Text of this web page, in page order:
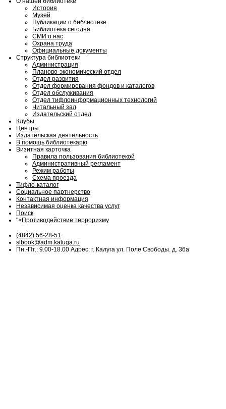
История
Музей
Публикации о библиотеке
Библиотека сегодня
СМИ о нас
Охрана труда
Официальные документы
Структура библиотеки
Администрация
Планово-экономический отдел
Отдел развития
Отдел формирования фондов и каталогов
Отдел обслуживания
Отдел тифлоинформационных технологий
Читальный зал
Издательский отдел
Клубы
Центры
Издательская деятельность
В помощь библиотекарю
Визитная карточка
Правила пользования библиотекой
Административный регламент
Режим работы
Схема проезда
Тифло-каталог
Социальное партнерство
Контактная информация
Независимая оценка качества услуг
Поиск
">Противодействие терроризму
(4842) 56-28-51
slbook@adm.kaluga.ru
Пн.-Пт.: 9.00-18.00 Адрес: г. Калуга ул. Поле Свободы. д. 36а